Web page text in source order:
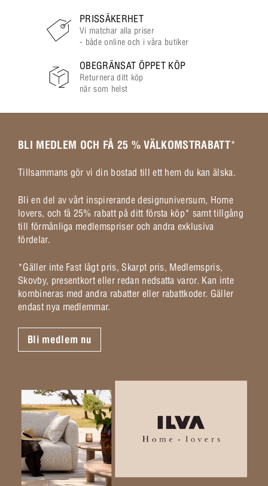
PRISSÄKERHET
Vi matchar alla priser
- både online och i våra butiker
OBEGRÄNSAT ÖPPET KÖP
Returnera ditt köp
när som helst
BLI MEDLEM OCH FÅ 25 % VÄLKOMSTRABATT*
Tillsammans gör vi din bostad till ett hem du kan älska.
Bli en del av vårt inspirerande designuniversum, Home
lovers, och få 25% rabatt på ditt första köp* samt tillgång
till förmånliga medlemspriser och andra exklusiva
fördelar.
*Gäller inte Fast lågt pris, Skarpt pris, Medlemspris,
Skovby, presentkort eller redan nedsatta varor. Kan inte
kombineras med andra rabatter eller rabattkoder. Gäller
endast nya medlemmar.
Bli medlem nu